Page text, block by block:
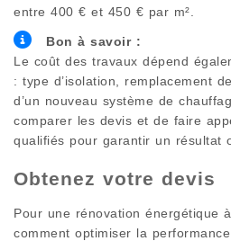
entre 400 € et 450 € par m².
Bon à savoir :
Le coût des travaux dépend
: type d’isolation, remplacement
d’un nouveau système de
comparer les devis et de faire
qualifiés pour garantir un résultat
Obtenez votre devis
Pour une rénovation énergétique à
comment optimiser la